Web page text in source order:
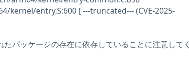
kernel/entry.S:600 [ ---truncated--- (CVE-2025-
パッケージの存在に依存していることに注意してく